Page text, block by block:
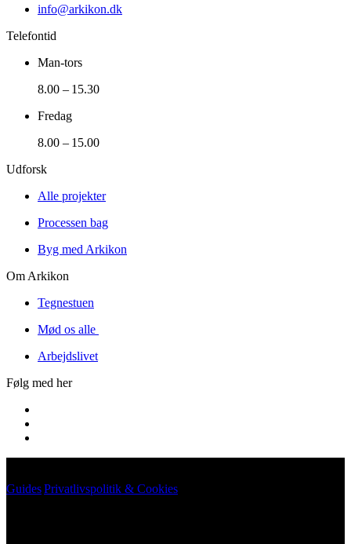
info@arkikon.dk
Telefontid
Man-tors
8.00 – 15.30
Fredag
8.00 – 15.00
Udforsk
Alle projekter
Processen bag
Byg med Arkikon
Om Arkikon
Tegnestuen
Mød os alle
Arbejdslivet
Følg med her
GuidesPrivatlivspolitik & Cookies